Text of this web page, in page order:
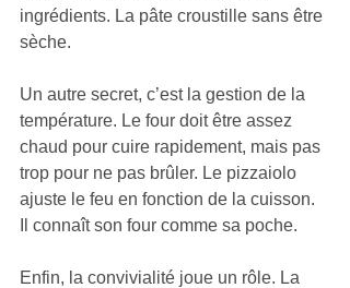
ingrédients. La pâte croustille sans être
sèche.
Un autre secret, c’est la gestion de la
température. Le four doit être assez
chaud pour cuire rapidement, mais pas
trop pour ne pas brûler. Le pizzaiolo
ajuste le feu en fonction de la cuisson.
Il connaît son four comme sa poche.
Enfin, la convivialité joue un rôle. La